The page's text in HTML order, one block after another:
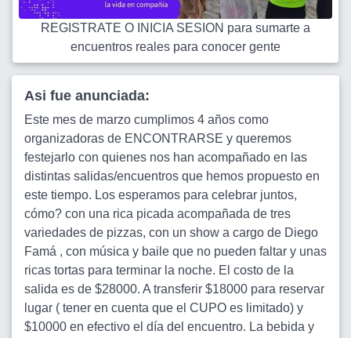
REGISTRATE O INICIA SESION para sumarte a
encuentros reales para conocer gente
Asi fue anunciada:
Este mes de marzo cumplimos 4 años como
organizadoras de ENCONTRARSE y queremos
festejarlo con quienes nos han acompañado en las
distintas salidas/encuentros que hemos propuesto en
este tiempo. Los esperamos para celebrar juntos,
cómo? con una rica picada acompañada de tres
variedades de pizzas, con un show a cargo de Diego
Famá , con música y baile que no pueden faltar y unas
ricas tortas para terminar la noche. El costo de la
salida es de $28000. A transferir $18000 para reservar
lugar ( tener en cuenta que el CUPO es limitado) y
$10000 en efectivo el día del encuentro. La bebida y